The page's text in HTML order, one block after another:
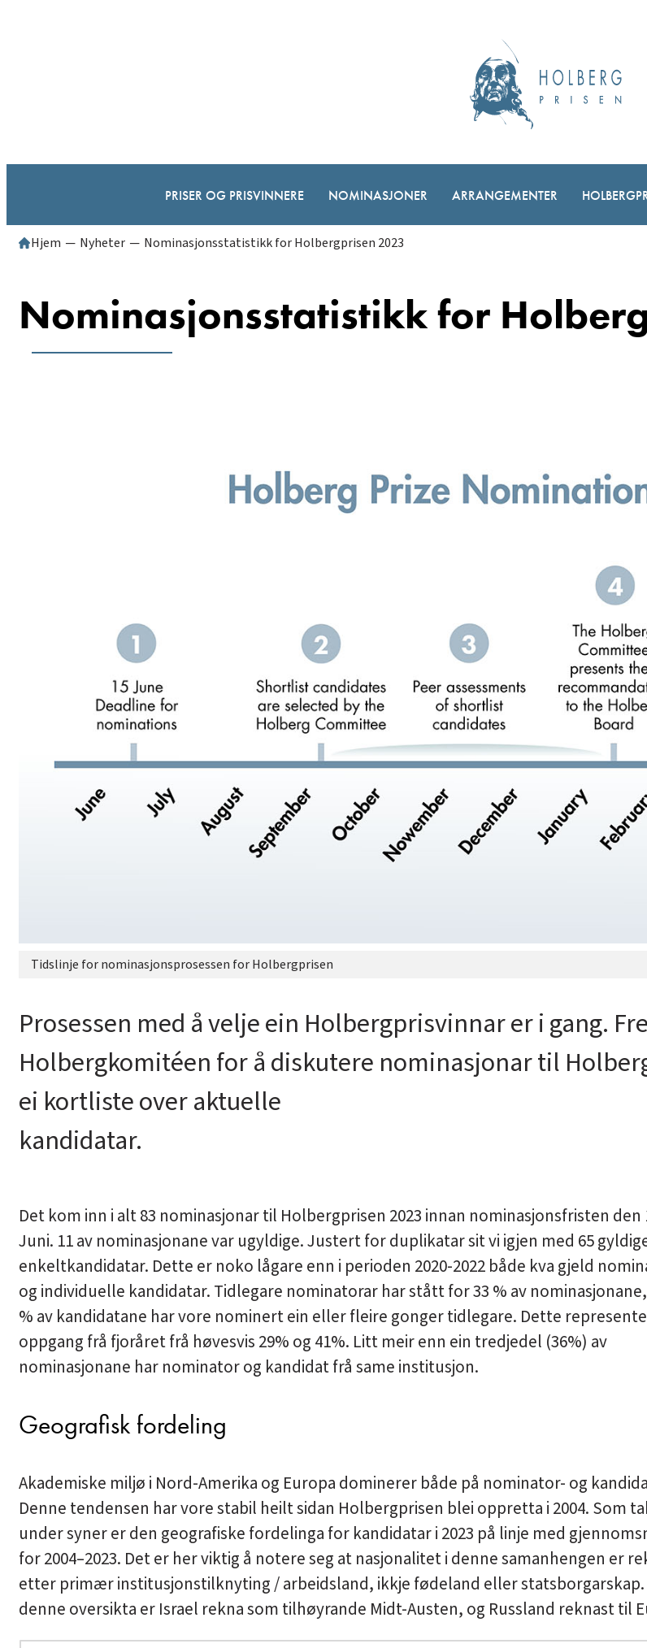
PRISER OG PRISVINNERE NOMINASJONER ARRANGEMENTER
Hjem ─ Nyheter ─ Nominasjonsstatistikk for Holbergprisen 2023
Nominasjonsstatistikk for
Tidslinje for nominasjonsprosessen for Holbergprisen
Prosessen med å velje ein Holbergprisvinnar er i gang.
Holbergkomitéen for å diskutere nominasjonar til
ei kortliste over aktuelle
kandidatar.
Det kom inn i alt 83 nominasjonar til Holbergprisen 2023 innan nominasjonsfristen den
Juni. 11 av nominasjonane var ugyldige. Justert for duplikatar sit vi igjen med 65
enkeltkandidatar. Dette er noko lågare enn i perioden 2020-2022 både kva gjeld
og individuelle kandidatar. Tidlegare nominatorar har stått for 33 % av
% av kandidatane har vore nominert ein eller fleire gonger tidlegare. Dette
oppgang frå fjoråret frå høvesvis 29% og 41%. Litt meir enn ein tredjedel (36%) av
nominasjonane har nominator og kandidat frå same institusjon.
Geografisk fordeling
Akademiske miljø i Nord-Amerika og Europa dominerer både på nominator- og
Denne tendensen har vore stabil heilt sidan Holbergprisen blei oppretta i 2004. Som
under syner er den geografiske fordelinga for kandidatar i 2023 på linje med
for 2004–2023. Det er her viktig å notere seg at nasjonalitet i denne samanhengen er
etter primær institusjonstilknyting / arbeidsland, ikkje fødeland eller statsborgarskap.
denne oversikta er Israel rekna som tilhøyrande Midt-Austen, og Russland reknast til